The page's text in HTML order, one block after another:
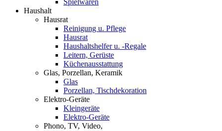
Spielwaren
Haushalt
Hausrat
Reinigung u. Pflege
Hausrat
Haushaltshelfer u. -Regale
Leitern, Gerüste
Küchenausstattung
Glas, Porzellan, Keramik
Glas
Porzellan, Tischdekoration
Elektro-Geräte
Kleingeräte
Elektro-Geräte
Phono, TV, Video,